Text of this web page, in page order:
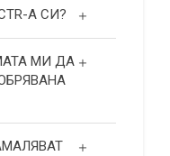
А СИ?
МИ ДА